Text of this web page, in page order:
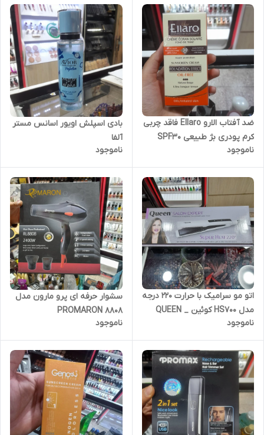
ضد آفتاب الارو Ellaro فاقد چربی
کرم پودری بژ طبیعی SPF30
ناموجود
بادی اسپلش اویور اسانس مستر
آلفا
ناموجود
اتو مو سرامیک با حرارت 220 درجه
مدل HS700 کوئین _ QUEEN
ناموجود
سشوار حرفه ای پرو مارون مدل
8808 PROMARON
ناموجود